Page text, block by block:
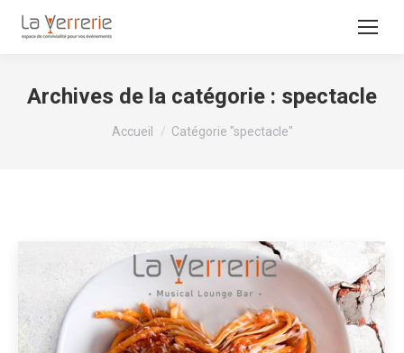
Archives de la catégorie : spectacle
Vous êtes ici :
Accueil Catégorie "spectacle"